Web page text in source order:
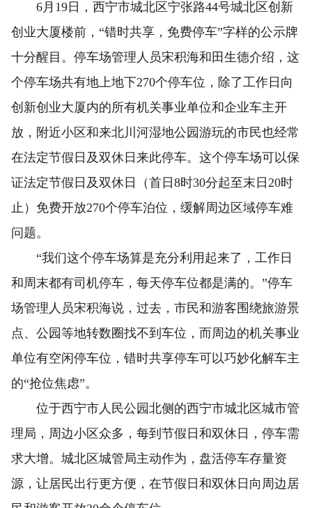
6月19日，西宁市城北区宁张路44号城北区创新
创业大厦楼前，“错时共享，免费停车”字样的公示牌
十分醒目。停车场管理人员宋积海和田生德介绍，这
个停车场共有地上地下270个停车位，除了工作日向
创新创业大厦内的所有机关事业单位和企业车主开
放，附近小区和来北川河湿地公园游玩的市民也经常
在法定节假日及双休日来此停车。这个停车场可以保
证法定节假日及双休日（首日8时30分起至末日20时
止）免费开放270个停车泊位，缓解周边区域停车难
问题。
“我们这个停车场算是充分利用起来了，工作日
和周末都有司机停车，每天停车位都是满的。”停车
场管理人员宋积海说，过去，市民和游客围绕旅游景
点、公园等地转数圈找不到车位，而周边的机关事业
单位有空闲停车位，错时共享停车可以巧妙化解车主
的“抢位焦虑”。
位于西宁市人民公园北侧的西宁市城北区城市管
理局，周边小区众多，每到节假日和双休日，停车需
求大增。城北区城管局主动作为，盘活停车存量资
源，让居民出行更方便，在节假日和双休日向周边居